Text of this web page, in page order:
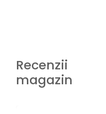
Recenzii
magazin